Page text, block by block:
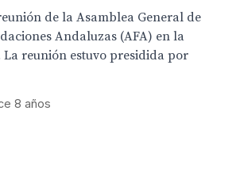
de la Asamblea General de
Andaluzas (AFA) en la
La reunión estuvo presidida por
8 años